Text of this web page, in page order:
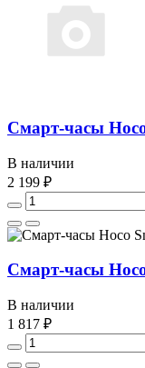
Смарт-часы
В наличии
2 199 ₽
Смарт-часы
В наличии
1 817 ₽